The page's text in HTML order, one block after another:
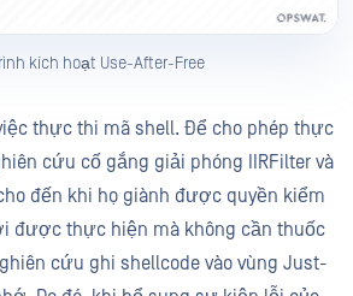
kích hoạt Use-After-Free
thực thi mã shell. Để cho phép thực
cứu cố gắng giải phóng IIRFilter và
đến khi họ giành được quyền kiểm
được thực hiện mà không cần thuốc
cứu ghi shellcode vào vùng Just-